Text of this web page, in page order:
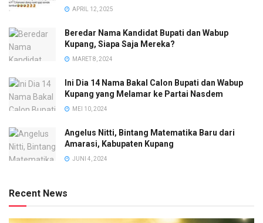
APRIL 12, 2025
Beredar Nama Kandidat Bupati dan Wabup
Kupang, Siapa Saja Mereka?
MARET 8, 2024
Ini Dia 14 Nama Bakal Calon Bupati dan Wabup
Kupang yang Melamar ke Partai Nasdem
MEI 10, 2024
Angelus Nitti, Bintang Matematika Baru dari
Amarasi, Kabupaten Kupang
JUNI 4, 2024
Recent News